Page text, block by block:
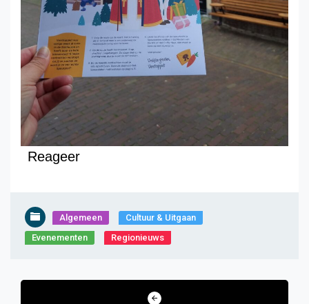
Reageer
Algemeen
Cultuur & Uitgaan
Evenementen
Regionieuws
Bericht